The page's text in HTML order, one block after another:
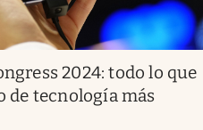
2024: todo lo que
de tecnología más